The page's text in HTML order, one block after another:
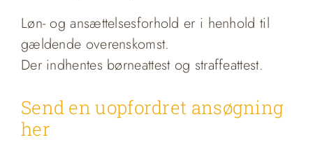
Løn- og ansættelsesforhold er i henhold til
gældende overenskomst.
Der indhentes børneattest og straffeattest.
Send en uopfordret ansøgning
her